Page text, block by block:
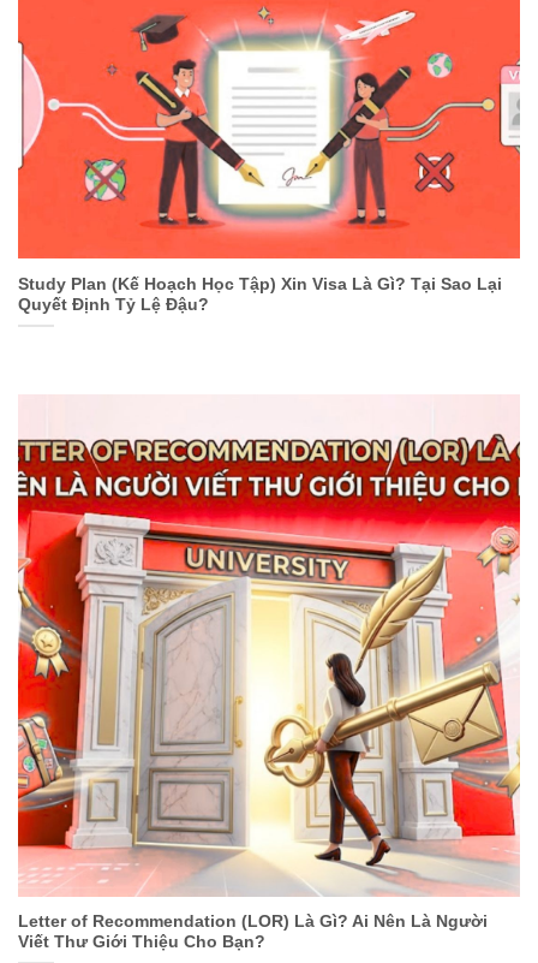
Study Plan (Kế Hoạch Học Tập) Xin Visa Là Gì? Tại Sao Lại
Quyết Định Tỷ Lệ Đậu?
Letter of Recommendation (LOR) Là Gì? Ai Nên Là Người
Viết Thư Giới Thiệu Cho Bạn?